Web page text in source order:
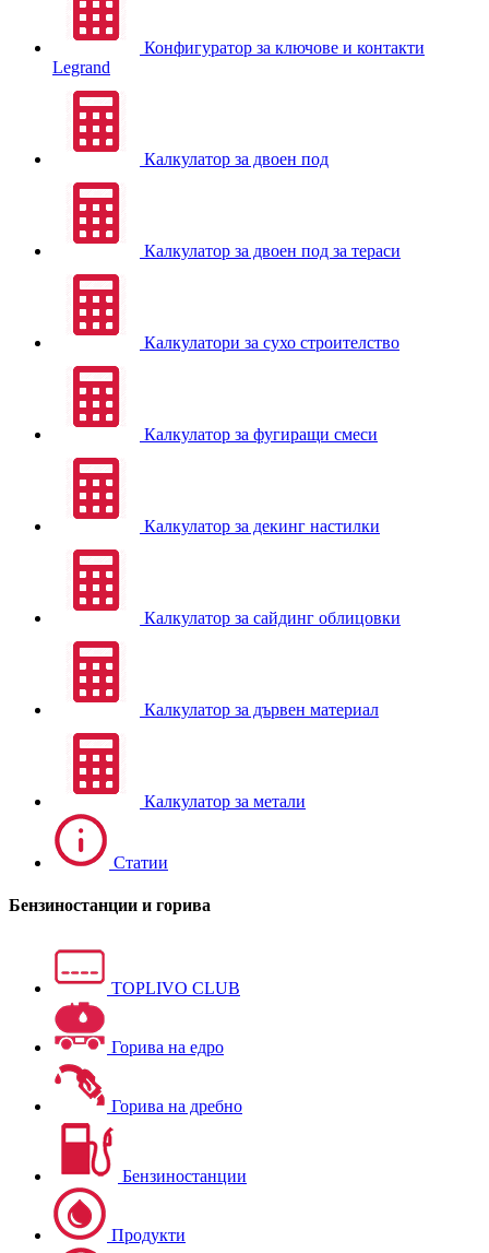
Конфигуратор за ключове и контакти
Legrand
Калкулатор за двоен под
Калкулатор за двоен под за тераси
Калкулатори за сухо строителство
Калкулатор за фугиращи смеси
Калкулатор за декинг настилки
Калкулатор за сайдинг облицовки
Калкулатор за дървен материал
Калкулатор за метали
Статии
Бензиностанции и горива
TOPLIVO CLUB
Горива на едро
Горива на дребно
Бензиностанции
Продукти